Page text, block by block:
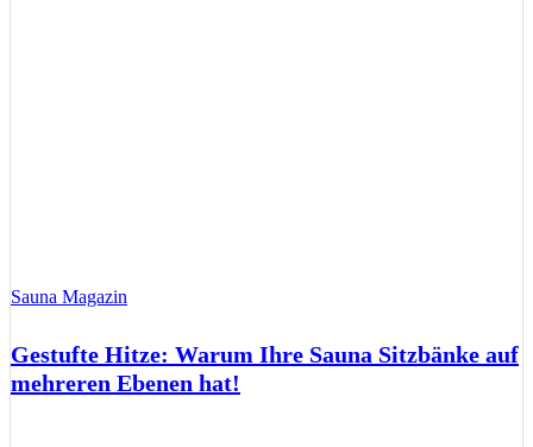
Sauna Magazin
Gestufte Hitze: Warum Ihre Sauna Sitzbänke auf
mehreren Ebenen hat!